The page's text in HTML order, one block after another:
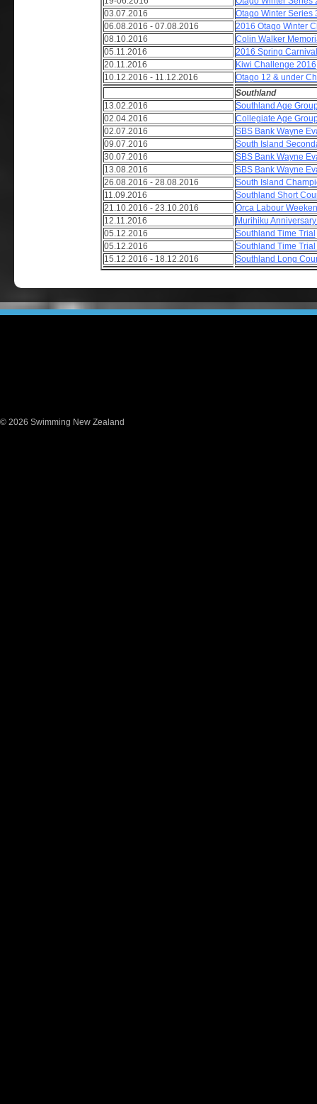
03.07.2016
Otago Winter Series
06.08.2016 - 07.08.2016
2016 Otago Winter
08.10.2016
Colin Walker
05.11.2016
2016 Spring Carnival
20.11.2016
Kiwi Challenge 2016
10.12.2016 - 11.12.2016
Otago 12 & under
Southland
13.02.2016
Southland Age
02.04.2016
Collegiate Age
02.07.2016
SBS Bank Wayne
09.07.2016
South Island
30.07.2016
SBS Bank Wayne
13.08.2016
SBS Bank Wayne
26.08.2016 - 28.08.2016
South Island
11.09.2016
Southland Short
21.10.2016 - 23.10.2016
Orca Labour
12.11.2016
Murihiku
05.12.2016
Southland Time Trial
05.12.2016
Southland Time Trial
15.12.2016 - 18.12.2016
Southland Long
© 2026 Swimming New Zealand